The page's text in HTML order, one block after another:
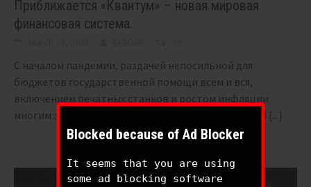
Blocked because of Ad Blocker
It seems that you are using
some ad blocking software
Приближается «Квантум» – новая мировая
финансовая система.
С началом пандемии, раздачей непосильной для
бюджетов государственной помощи всем и вся,
включением печатных станков и ростом инфляции
многим экономистам кажется неизбежным скорый [...]